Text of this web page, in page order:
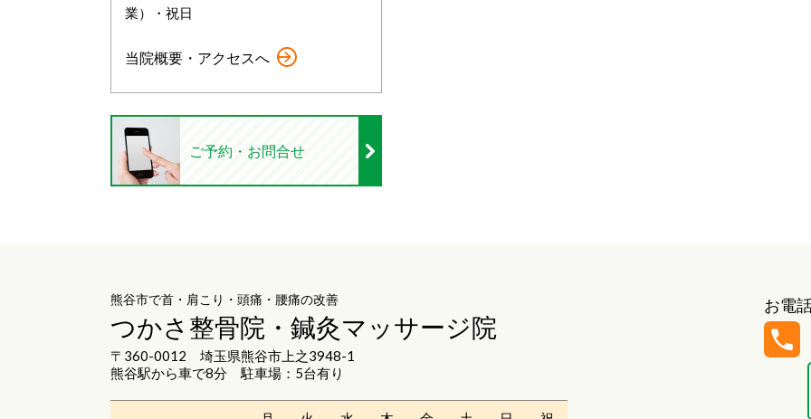
業）・祝日
当院概要・アクセスへ
ご予約・お問合せ
熊谷市で首・肩こり・頭痛・腰痛の改善
つかさ整骨院・鍼灸マッサージ院
〒360-0012 埼玉県熊谷市上之3948-1
熊谷駅から車で8分 駐車場：5台有り
お電